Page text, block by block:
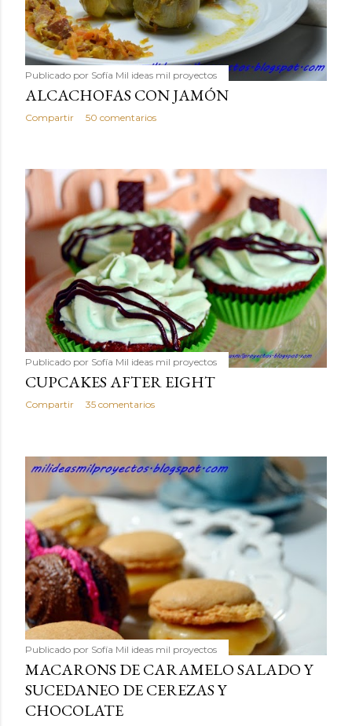
Publicado por Sofía Mil ideas mil proyectos
ALCACHOFAS CON JAMÓN
Compartir 50 comentarios
Publicado por Sofía Mil ideas mil proyectos
CUPCAKES AFTER EIGHT
Compartir 35 comentarios
Publicado por Sofía Mil ideas mil proyectos
MACARONS DE CARAMELO SALADO Y
SUCEDANEO DE CEREZAS Y
CHOCOLATE